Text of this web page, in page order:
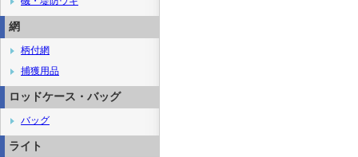
網
柄付網
捕獲用品
ロッドケース・バッグ
バッグ
ライト